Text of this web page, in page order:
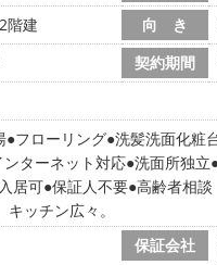
階建 向 き
契約期間
フローリング 洗髪洗面化粧
ンターネット対応 洗面所独立
居可 保証人不要 高齢者相談
ッチン広々。
保証会社